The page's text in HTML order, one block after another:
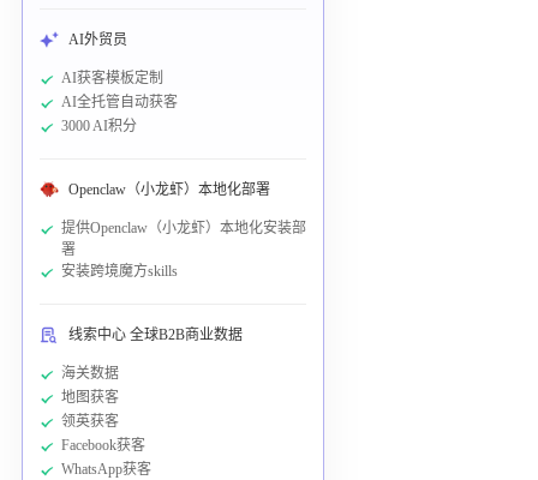
AI外贸员
AI获客模板定制
AI全托管自动获客
3000 AI积分
Openclaw（小龙虾）本地化部署
提供Openclaw（小龙虾）本地化安装部
署
安装跨境魔方skills
线索中心 全球B2B商业数据
海关数据
地图获客
领英获客
Facebook获客
WhatsApp获客